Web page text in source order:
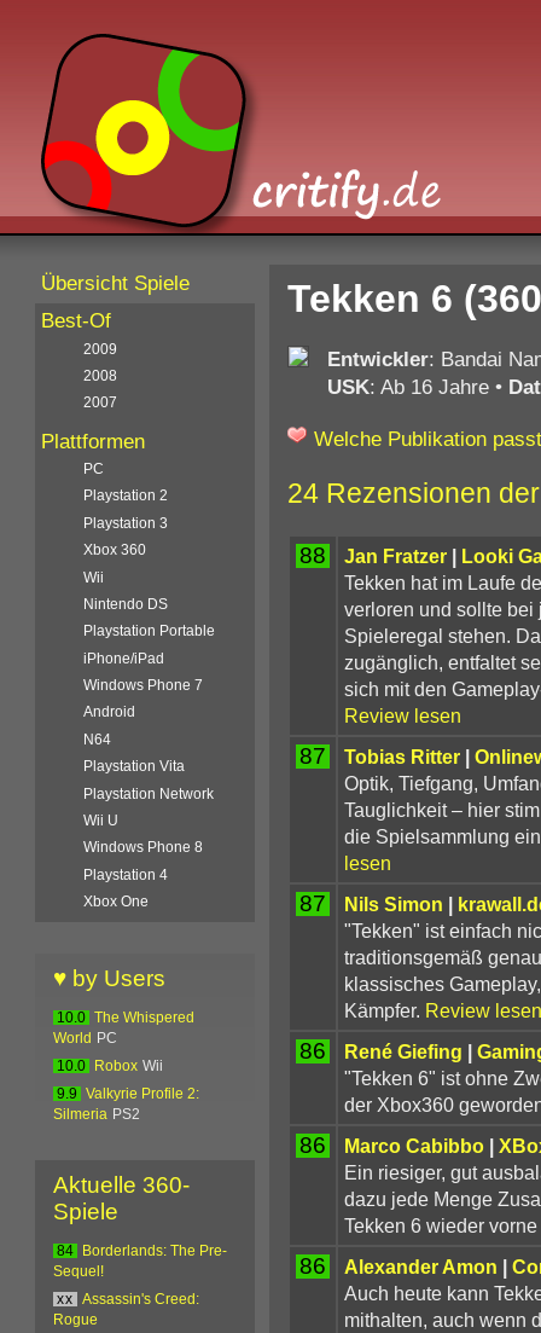
Tekken 6
Entwickler: Bandai
USK: Ab 16 Jahre•
Welche Publikation
24 Rezensionen
88 Jan Fratzer| Looki
Tekken hat im Laufe
verloren und sollte bei
Spieleregal stehen.
zugänglich, entfaltet
sich mit den
Review lesen
87 Tobias Ritter|
Optik, Tiefgang,
Tauglichkeit – hier
die Spielsammlung
lesen
87 Nils Simon |
"Tekken" ist einfach
traditionsgemäß
klassisches
Kämpfer. Review lesen
86 René Giefing |
"Tekken 6" ist ohne
der Xbox360
86 Marco Cabibbo|
Ein riesiger, gut
dazu jede Menge
Tekken 6 wieder
86 Alexander Amon |
Auch heute kann
mithalten, auch wenn
Übersicht Spiele
Best-Of
2009
2008
2007
Plattformen
PC
Playstation 2
Playstation 3
Xbox 360
Wii
Nintendo DS
Playstation Portable
iPhone/iPad
Windows Phone 7
Android
N64
Playstation Vita
Playstation Network
Wii U
Windows Phone 8
Playstation 4
Xbox One
♥ by Users
10.0
The Whispered
World
PC
10.0
Robox Wii
9.9
Valkyrie Profile 2:
Silmeria PS2
Aktuelle 360-
Spiele
84
Borderlands: The Pre-
Sequel!
xx
Assassin's Creed:
Rogue